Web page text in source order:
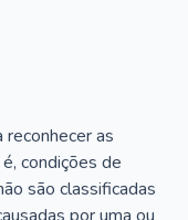
as
condições de
são classificadas